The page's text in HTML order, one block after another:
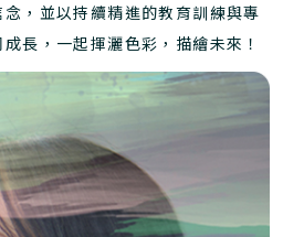
，並以持續精進的教育訓練與專
長，一起揮灑色彩，描繪未來！